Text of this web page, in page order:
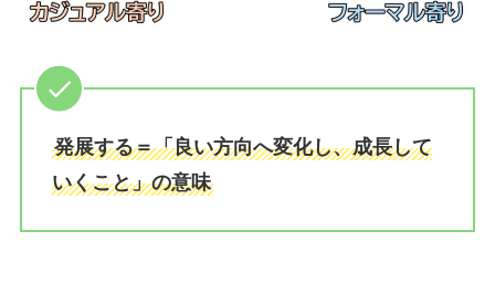
発展する＝「良い方向へ変化し、成長して
いくこと」の意味